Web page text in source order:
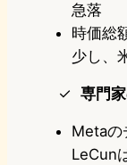
急落
時価総
少し、
専門
Metaの
LeCun